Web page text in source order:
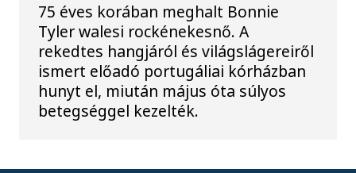
75 éves korában meghalt Bonnie
Tyler walesi rockénekesnő. A
rekedtes hangjáról és világslágereiről
ismert előadó portugáliai kórházban
hunyt el, miután május óta súlyos
betegséggel kezelték.